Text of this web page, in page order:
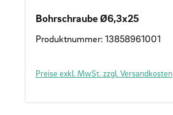
Bohrschraube Ø6,3x25
Produktnummer: 13858961001
Preise exkl. MwSt. zzgl. Versandkosten